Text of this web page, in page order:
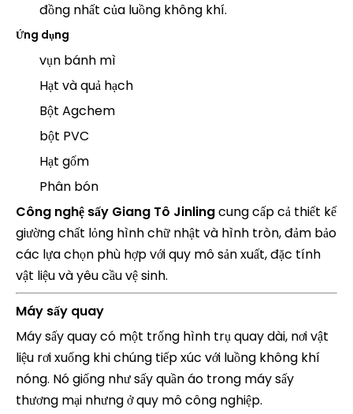
đồng nhất của luồng không khí.
Ứng dụng
vụn bánh mì
Hạt và quả hạch
Bột Agchem
bột PVC
Hạt gốm
Phân bón
Công nghệ sấy Giang Tô Jinlingcung cấp cả thiết kế
giường chất lỏng hình chữ nhật và hình tròn, đảm bảo
các lựa chọn phù hợp với quy mô sản xuất, đặc tính
vật liệu và yêu cầu vệ sinh.
Máy sấy quay
Máy sấy quay có một trống hình trụ quay dài, nơi vật
liệu rơi xuống khi chúng tiếp xúc với luồng không khí
nóng. Nó giống như sấy quần áo trong máy sấy
thương mại nhưng ở quy mô công nghiệp.